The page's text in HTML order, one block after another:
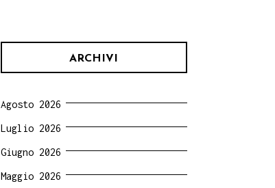
ARCHIVI
Agosto 2026
Luglio 2026
Giugno 2026
Maggio 2026